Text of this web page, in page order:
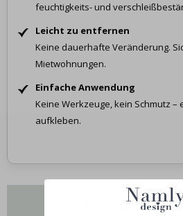
feuchtigkeits- und
Leicht zu entfernen
Keine dauerhafte Veränderung.
Mietwohnungen.
Einfache Anwendung
Keine Werkzeuge, kein Schmutz
aufkleben.
Haben Sie Fragen